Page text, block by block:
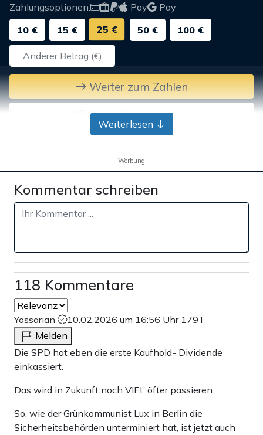
Zahlungsoptionen: Pay
Pay
10 €
15 € 25 € 50 € 100 €
Weiter zum Zahlen
Bank-Überweisung
Weiterlesen
Werbung
Kommentar schreiben
118 Kommentare
Yossarian 10.02.2026 um 16:56 Uhr 179T
Melden
Die SPD hat eben die erste Kaufhold- Dividende
einkassiert.
Das wird in Zukunft noch VIEL öfter passieren.
So, wie der Grünkommunist Lux in Berlin die
Sicherheitsbehörden unterminiert hat, ist jetzt auch